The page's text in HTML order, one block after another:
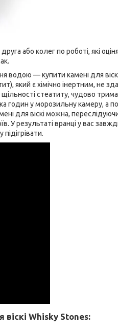
або колег по роботі, які
водою — купити камені для
який є хімічно інертним, не
щільності стеатиту, чудово
годин у морозильну камеру, а
для віскі можна, переслідуючи
У результаті вранці у вас
Whisky Stones: